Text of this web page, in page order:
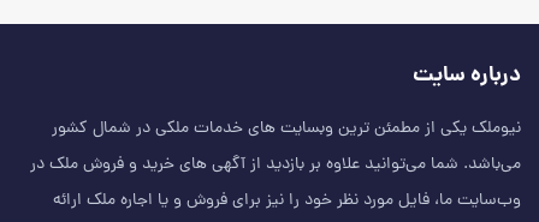
درباره سایت
نیوملک یکی از مطمئن‌ ترین وبسایت های خدمات ملکی در شمال کشور
می‌باشد. شما می‌توانید علاوه بر بازدید از آگهی های خرید و فروش ملک در
وب‌سایت ما، فایل مورد نظر خود را نیز برای فروش و یا اجاره ملک ارائه